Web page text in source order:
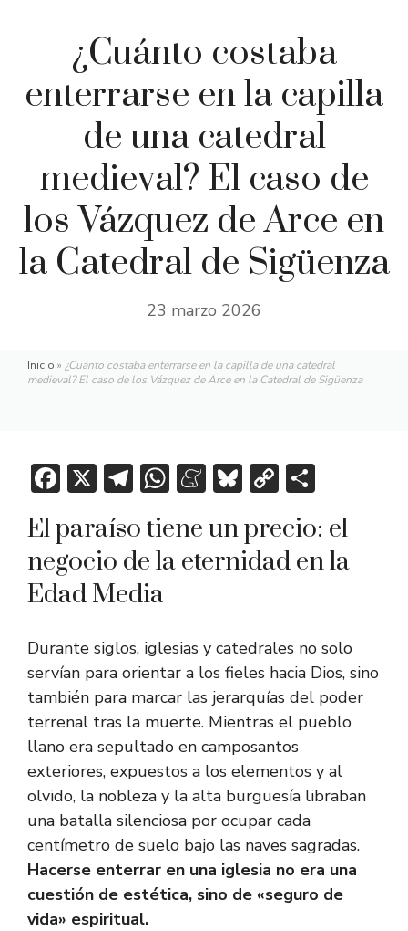
¿Cuánto costaba
enterrarse en la capilla
de una catedral
medieval? El caso de
los Vázquez de Arce en
la Catedral de Sigüenza
23 marzo 2026
Inicio » ¿Cuánto costaba enterrarse en la capilla de una catedral
medieval? El caso de los Vázquez de Arce en la Catedral de Sigüenza
F
e
b
o
X T
e
gr
a
W
at
s
p
M
n
e
e
Bl
e
sk
C
p
y
k
m
p
El paraíso tiene un precio: el
negocio de la eternidad en la
Edad Media
Durante siglos, iglesias y catedrales no solo
servían para orientar a los fieles hacia Dios, sino
también para marcar las jerarquías del poder
terrenal tras la muerte. Mientras el pueblo
llano era sepultado en camposantos
exteriores, expuestos a los elementos y al
olvido, la nobleza y la alta burguesía libraban
una batalla silenciosa por ocupar cada
centímetro de suelo bajo las naves sagradas.
Hacerse enterrar en una iglesia no era una
cuestión de estética, sino de «seguro de
vida» espiritual.